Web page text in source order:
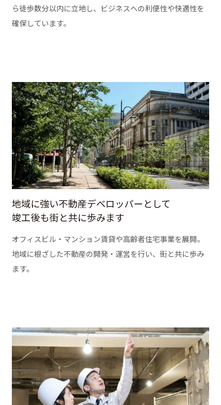
ら徒歩数分以内に立地し、ビジネスへの利便性や快適性を
確保しています。
地域に強い不動産デベロッパーとして
竣工後も街と共に歩みます
オフィスビル・マンション賃貸や高齢者住宅事業を展開。
地域に根ざした不動産の開発・運営を行い、街と共に歩み
ます。